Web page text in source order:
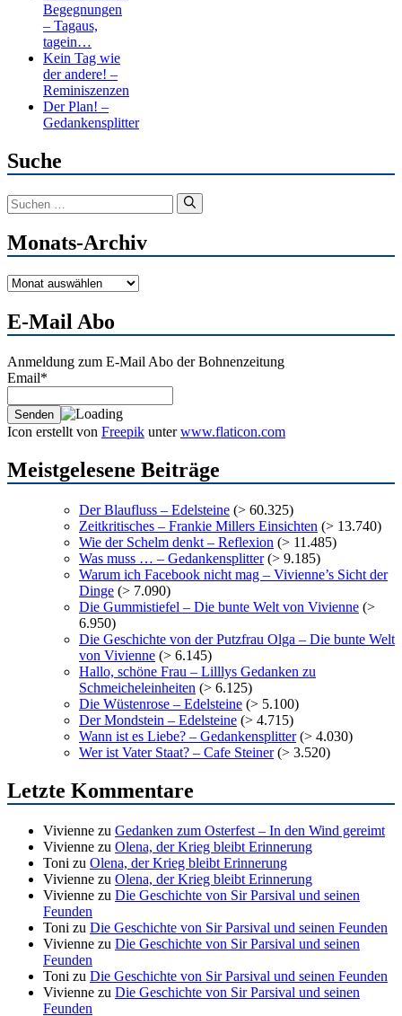
Begegnungen
– Tagaus,
tagein…
Kein Tag wie
der andere! –
Reminiszenzen
Der Plan! –
Gedankensplitter
Suche
Suchen
nach:
Monats-Archiv
Monats-
E-Mail Abo
Anmeldung zum E-Mail Abo der Bohnenzeitung
Email*
Icon erstellt von Freepik unterwww.flaticon.com
Meistgelesene Beiträge
Der Blaufluss – Edelsteine (> 60.325)
Zeitkritisches – Frankie Millers Einsichten (> 13.740)
Wie der Schelm denkt – Reflexion (> 11.485)
Was muss … – Gedankensplitter(> 9.185)
Warum ich Facebook nicht mag – Vivienne’s Sicht der
Dinge (> 7.090)
Die Gummistiefel – Die bunte Welt von Vivienne (>
6.950)
Die Geschichte von der Putzfrau Olga – Die bunte Welt
von Vivienne (> 6.145)
Hallo, schöne Frau – Lilllys Gedanken zu
Schmeicheleinheiten (> 6.125)
Die Wüstenrose – Edelsteine (> 5.100)
Der Mondstein – Edelsteine (> 4.715)
Wann ist es Liebe? – Gedankensplitter(> 4.030)
Wer ist Vater Staat? – Cafe Steiner(> 3.520)
Letzte Kommentare
Vivienne zu Gedanken zum Osterfest – In den Wind gereimt
Vivienne zu Olena, der Krieg bleibt Erinnerung
Toni zu Olena, der Krieg bleibt Erinnerung
Vivienne zu Olena, der Krieg bleibt Erinnerung
Vivienne zu Die Geschichte von Sir Parsival und seinen
Feunden
Toni zu Die Geschichte von Sir Parsival und seinen Feunden
Vivienne zu Die Geschichte von Sir Parsival und seinen
Feunden
Toni zu Die Geschichte von Sir Parsival und seinen Feunden
Vivienne zu Die Geschichte von Sir Parsival und seinen
Feunden